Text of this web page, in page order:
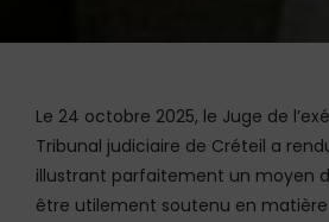
Le 24 octobre 2025, le Juge de
Tribunal judiciaire de Créteil a
illustrant parfaitement un moyen
être utilement soutenu en